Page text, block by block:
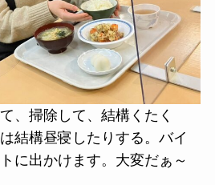
、掃除して、結構くたく
結構昼寝したりする。バイ
に出かけます。大変だぁ～